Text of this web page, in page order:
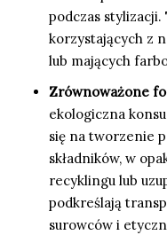
podczas stylizacji.
korzystających z
lub mających
Zrównoważone
ekologiczna
się na tworzenie
składników, w
recyklingu lub
podkreślają
surowców i